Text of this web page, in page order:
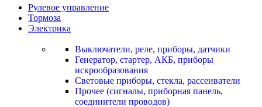
Рулевое управление
Тормоза
Электрика
Выключатели, реле, приборы, датчики
Генератор, стартер, АКБ, приборы
искрообразования
Световые приборы, стекла, рассеиватели
Прочее (сигналы, приборная панель,
соединители проводов)